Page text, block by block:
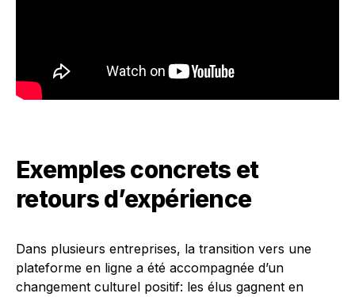
Exemples concrets et
retours d’expérience
Dans plusieurs entreprises, la transition vers une
plateforme en ligne a été accompagnée d’un
changement culturel positif: les élus gagnent en